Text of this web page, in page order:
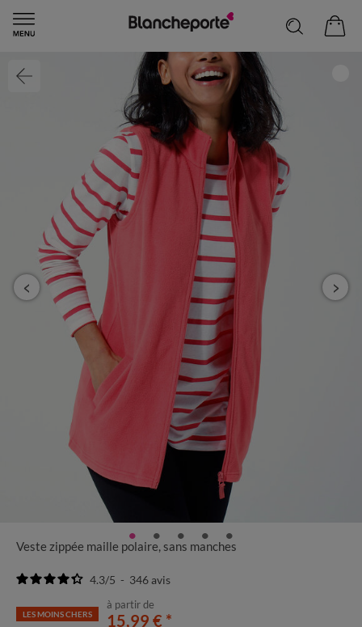
Veste zippée maille polaire, sans manches
4.3/5 - 346avis
à partir de
15,99 € *
LES MOINS CHERS